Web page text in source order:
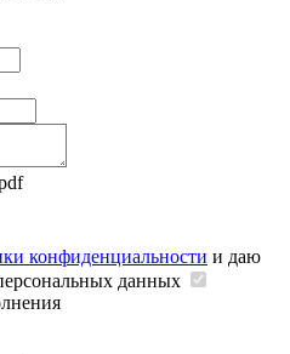
конфиденциальности и даю
данных